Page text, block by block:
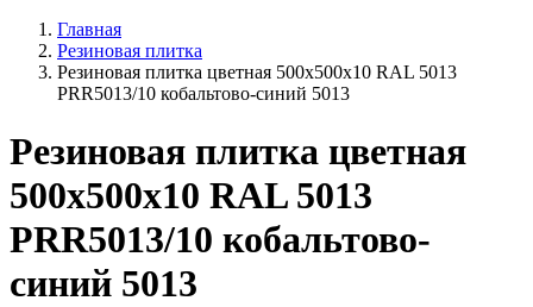
Главная
Резиновая плитка
Резиновая плитка цветная 500х500х10 RAL 5013
PRR5013/10 кобальтово-синий 5013
Резиновая плитка цветная
500х500х10 RAL 5013
PRR5013/10 кобальтово-
синий 5013